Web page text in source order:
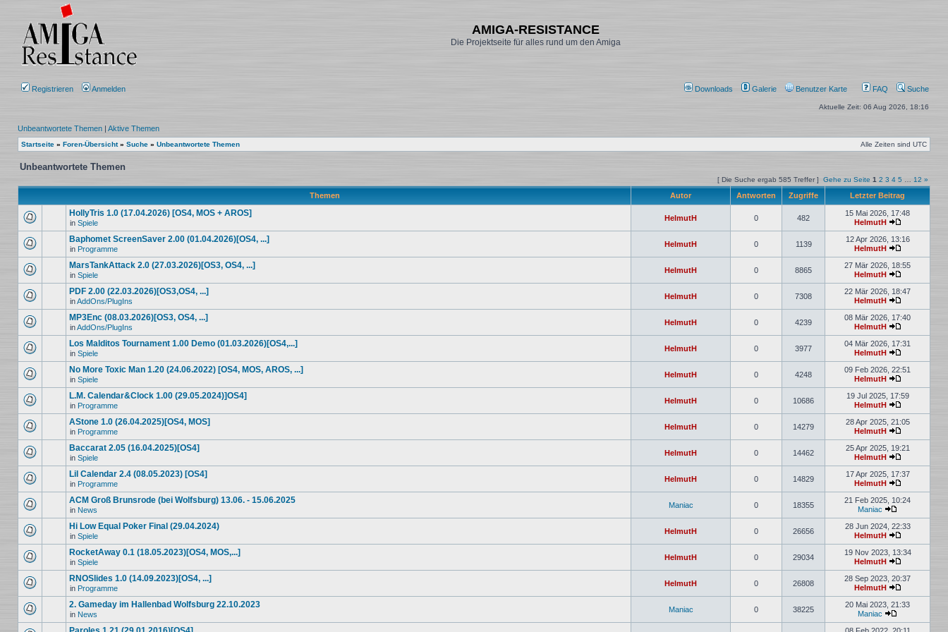
AMIGA-RESISTANCE
Die Projektseite für alles rund um den Amiga
Registrieren Anmelden Downloads Galerie Benutzer Karte FAQ Suche
Aktuelle Zeit: 06 Aug 2026, 18:16
Unbeantwortete Themen | Aktive Themen
Startseite » Foren-Übersicht» Suche » Unbeantwortete Themen Alle Zeiten sind UTC
Unbeantwortete Themen
[ Die Suche ergab 585 Treffer ] Gehe zu Seite 1 2 3 4 5 12 »
Themen Autor Antworten Zugriffe Letzter Beitrag
HollyTris 1.0 (17.04.2026) [OS4, MOS + AROS]
in Spiele
HelmutH 0 482
15 Mai 2026, 17:48
HelmutH
Baphomet ScreenSaver 2.00 (01.04.2026)[OS4, ...]
in Programme
HelmutH 0 1139
12 Apr 2026, 13:16
HelmutH
MarsTankAttack 2.0 (27.03.2026)[OS3, OS4, ...]
in Spiele
HelmutH 0 8865
27 Mär 2026, 18:55
HelmutH
PDF 2.00 (22.03.2026)[OS3,OS4, ...]
inAddOns/PlugIns
HelmutH 0 7308
22 Mär 2026, 18:47
HelmutH
MP3Enc (08.03.2026)[OS3, OS4, ...]
inAddOns/PlugIns
HelmutH 0 4239
08 Mär 2026, 17:40
HelmutH
Los Malditos Tournament 1.00 Demo (01.03.2026)[OS4,...]
in Spiele
HelmutH 0 3977
04 Mär 2026, 17:31
HelmutH
No More Toxic Man 1.20 (24.06.2022) [OS4, MOS, AROS, ...]
in Spiele
HelmutH 0 4248
09 Feb 2026, 22:51
HelmutH
L.M. Calendar&Clock 1.00 (29.05.2024)]OS4]
in Programme
HelmutH 0 10686
19 Jul 2025, 17:59
HelmutH
AStone 1.0 (26.04.2025)[OS4, MOS]
in Programme
HelmutH 0 14279
28 Apr 2025, 21:05
HelmutH
Baccarat 2.05 (16.04.2025)[OS4]
in Spiele
HelmutH 0 14462
25 Apr 2025, 19:21
HelmutH
Lil Calendar 2.4 (08.05.2023) [OS4]
in Programme
HelmutH 0 14829
17 Apr 2025, 17:37
HelmutH
ACM Groß Brunsrode (bei Wolfsburg) 13.06. - 15.06.2025
in News
Maniac 0 18355
21 Feb 2025, 10:24
Maniac
Hi Low Equal Poker Final (29.04.2024)
in Spiele
HelmutH 0 26656
28 Jun 2024, 22:33
HelmutH
RocketAway 0.1 (18.05.2023)[OS4, MOS,...]
in Spiele
HelmutH 0 29034
19 Nov 2023, 13:34
HelmutH
RNOSlides 1.0 (14.09.2023)[OS4, ...]
in Programme
HelmutH 0 26808
28 Sep 2023, 20:37
HelmutH
2. Gameday im Hallenbad Wolfsburg 22.10.2023
in News
Maniac 0 38225
20 Mai 2023, 21:33
Maniac